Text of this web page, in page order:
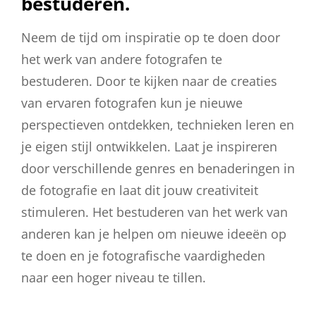
Neem de tijd om inspiratie op te doen door
het werk van andere fotografen te
bestuderen. Door te kijken naar de creaties
van ervaren fotografen kun je nieuwe
perspectieven ontdekken, technieken leren en
je eigen stijl ontwikkelen. Laat je inspireren
door verschillende genres en benaderingen in
de fotografie en laat dit jouw creativiteit
stimuleren. Het bestuderen van het werk van
anderen kan je helpen om nieuwe ideeën op
te doen en je fotografische vaardigheden
naar een hoger niveau te tillen.